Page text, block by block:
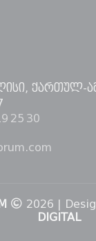
ქართულ-
25 30
2026 |
DIGITAL